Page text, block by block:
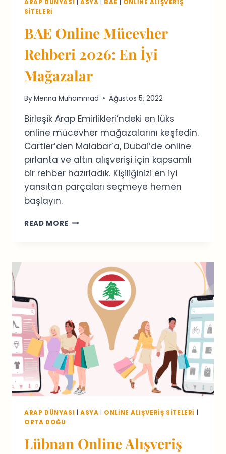
ARAP DÜNYASI ASYA BAE
ONLINE ALIŞVERIŞ
SITELERI
BAE Online Mücevher
Rehberi 2026: En İyi
Mağazalar
ByMenna Muhammad Ağustos 5, 2022
Birleşik Arap Emirlikleri’ndeki en lüks
online mücevher mağazalarını keşfedin.
Cartier’den Malabar’a, Dubai’de online
pırlanta ve altın alışverişi için kapsamlı
bir rehber hazırladık. Kişiliğinizi en iyi
yansıtan parçaları seçmeye hemen
başlayın.
READ MORE BAE
MAĞAZALAR
ARAP DÜNYASI ASYA ONLINE ALIŞVERIŞ SITELERI
ORTA DOĞU
Lübnan Online Alışveriş